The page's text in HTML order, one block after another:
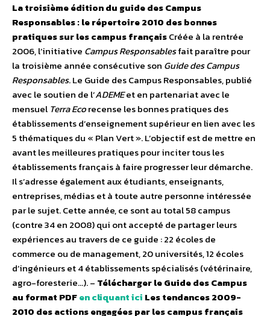
La troisième édition du guide des Campus
Responsables : le répertoire 2010 des bonnes
pratiques sur les campus françaisCréée à la rentrée
2006, l’initiative Campus Responsablesfait paraître pour
la troisième année consécutive son Guide des Campus
Responsables. Le Guide des Campus Responsables, publié
avec le soutien de l’ADEMEet en partenariat avec le
mensuel Terra Ecorecense les bonnes pratiques des
établissements d’enseignement supérieur en lien avec les
5 thématiques du « Plan Vert ». L’objectif est de mettre en
avant les meilleures pratiques pour inciter tous les
établissements français à faire progresser leur démarche.
Il s’adresse également aux étudiants, enseignants,
entreprises, médias et à toute autre personne intéressée
par le sujet. Cette année, ce sont au total 58 campus
(contre 34 en 2008) qui ont accepté de partager leurs
expériences au travers de ce guide : 22 écoles de
commerce ou de management, 20 universités, 12 écoles
d’ingénieurs et 4 établissements spécialisés (vétérinaire,
agro-foresterie…). – Télécharger le Guide des Campus
au format PDFen cliquant ici Les tendances 2009-
2010 des actions engagées par les campus français